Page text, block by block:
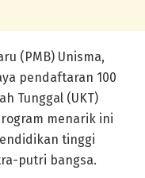
(PMB) Unisma,
pendaftaran 100
Tunggal (UKT)
menarik ini
tinggi
putri bangsa.